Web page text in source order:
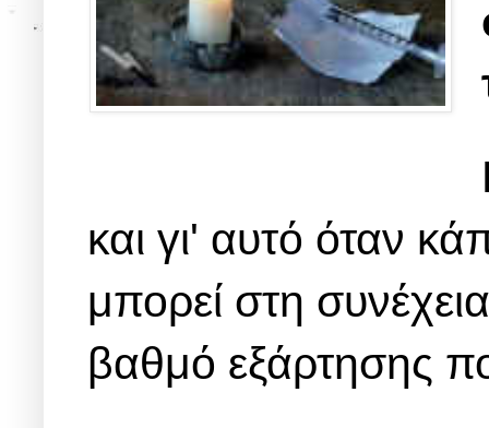
και γι' αυτό όταν
μπορεί στη
βαθμό εξάρτησης